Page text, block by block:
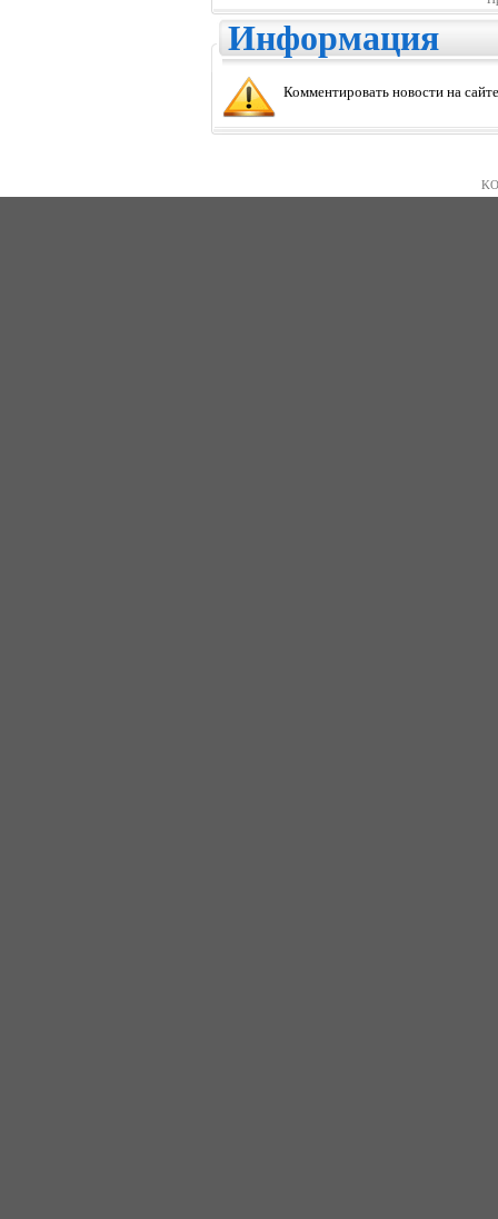
Информация
Комментировать новости на